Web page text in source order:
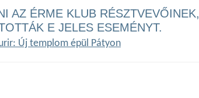
AZ ÉRME KLUB RÉSZTVEVŐINEK,
E JELES ESEMÉNYT.
Új templom épül Pátyon